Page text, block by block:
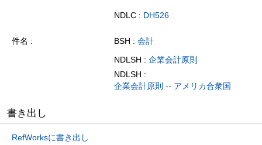
NDLC : DH526
件名 BSH : 会計
NDLSH : 企業会計原則
NDLSH :
企業会計原則 -- アメリカ合衆国
書き出し
RefWorksに書き出し